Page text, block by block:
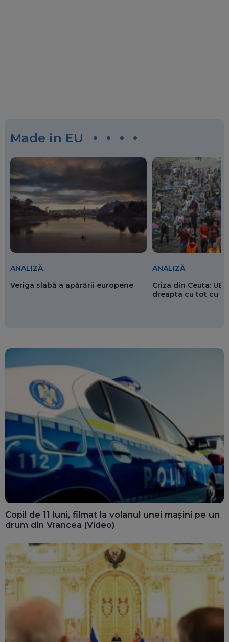
Made in EU
ANALIZĂ
Veriga slabă a apărării europene
ANALIZĂ
Criza din Ceuta: UE
dreapta cu tot cu
Copil de 11 luni, filmat la volanul unei mașini pe un
drum din Vrancea (Video)